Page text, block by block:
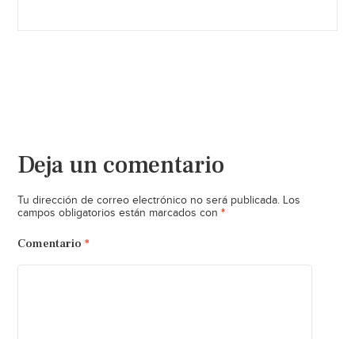
Deja un comentario
Tu dirección de correo electrónico no será publicada. Los
campos obligatorios están marcados con *
Comentario *